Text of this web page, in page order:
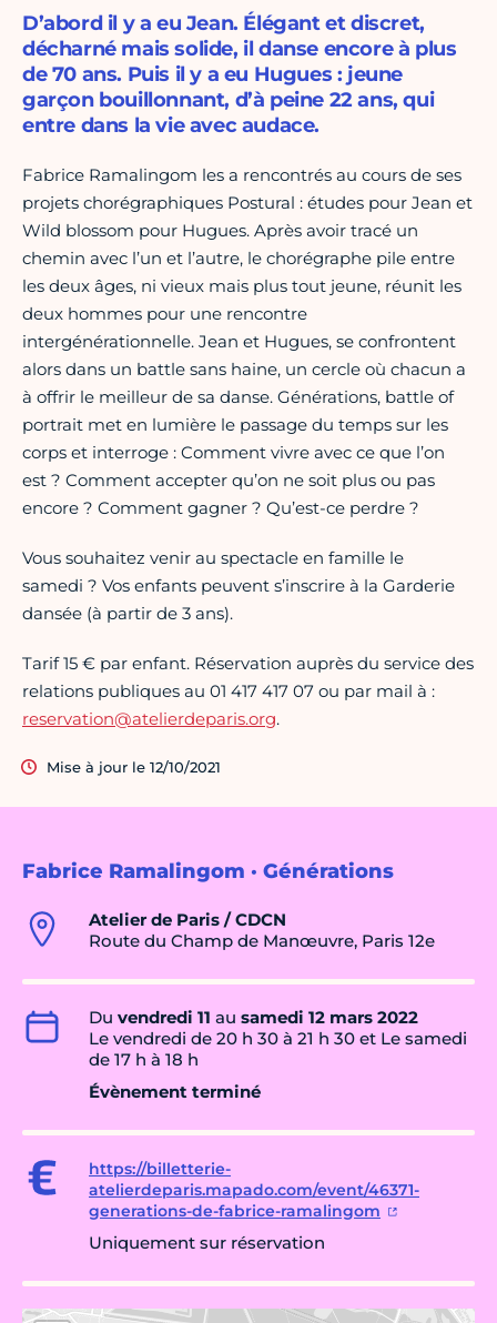
Fabrice Ramalingom · Générations
Atelier de Paris / CDCN
Route du Champ de Manœuvre, Paris 12e
Du vendredi 11 au samedi 12 mars 2022
Le vendredi de 20 h 30 à 21 h 30 et Le samedi
de 17 h à 18 h
Évènement terminé
https://billetterie-
atelierdeparis.mapado.com/event/46371-
generations-de-fabrice-ramalingom
Uniquement sur réservation
D’abord il y a eu Jean. Élégant et discret,
décharné mais solide, il danse encore à plus
de 70 ans. Puis il y a eu Hugues : jeune
garçon bouillonnant, d’à peine 22 ans, qui
entre dans la vie avec audace.
Fabrice Ramalingom les a rencontrés au cours de ses
projets chorégraphiques Postural : études pour Jean et
Wild blossom pour Hugues. Après avoir tracé un
chemin avec l’un et l’autre, le chorégraphe pile entre
les deux âges, ni vieux mais plus tout jeune, réunit les
deux hommes pour une rencontre
intergénérationnelle. Jean et Hugues, se confrontent
alors dans un battle sans haine, un cercle où chacun a
à offrir le meilleur de sa danse. Générations, battle of
portrait met en lumière le passage du temps sur les
corps et interroge : Comment vivre avec ce que l’on
est ? Comment accepter qu’on ne soit plus ou pas
encore ? Comment gagner ? Qu’est-ce perdre ?
Vous souhaitez venir au spectacle en famille le
samedi ? Vos enfants peuvent s’inscrire à la Garderie
dansée (à partir de 3 ans).
Tarif 15 € par enfant. Réservation auprès du service des
relations publiques au 01 417 417 07 ou par mail à :
reservation@atelierdeparis.org.
Mise à jour le 12/10/2021